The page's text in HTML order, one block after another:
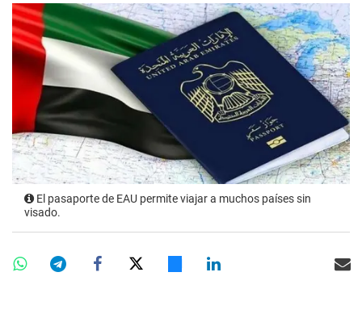
El pasaporte de EAU permite viajar a muchos países sin
visado.